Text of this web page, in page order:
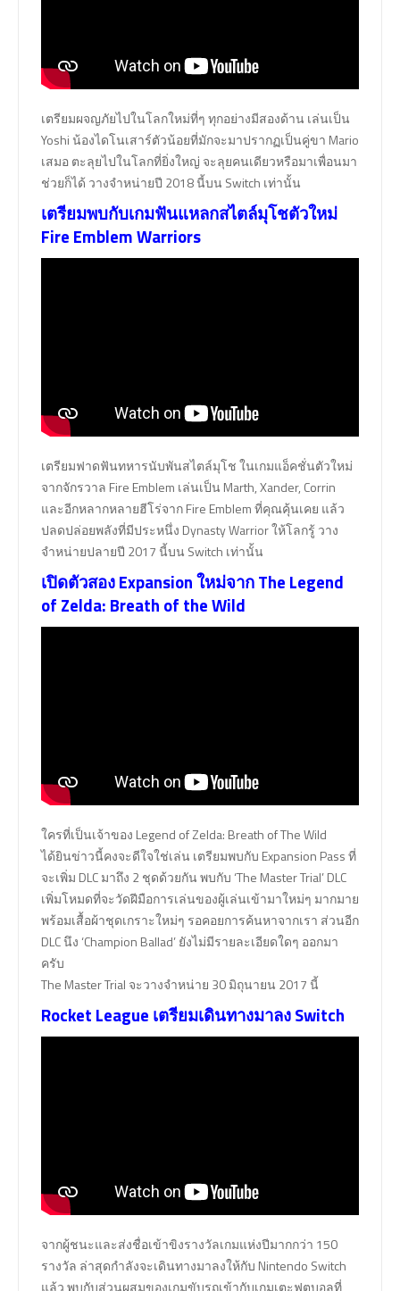
เตรียมผจญภัยไปในโลกใหม่ที่ๆ ทุกอย่างมีสองด้าน เล่นเป็น
Yoshi น้องไดโนเสาร์ตัวน้อยที่มักจะมาปรากฏเป็นคู่ขา Mario
เสมอ ตะลุยไปในโลกที่ยิ่งใหญ่ จะลุยคนเดียวหรือมาเพื่อนมา
ช่วยก็ได้ วางจำหน่ายปี 2018 นี้บน Switch เท่านั้น
เตรียมพบกับเกมฟันแหลกสไตล์มุโชตัวใหม่
Fire Emblem Warriors
เตรียมฟาดฟันทหารนับพันสไตล์มุโช ในเกมแอ็คชั่นตัวใหม่
จากจักรวาล Fire Emblem เล่นเป็น Marth, Xander, Corrin
และอีกหลากหลายฮีโร่จาก Fire Emblem ที่คุณคุ้นเคย แล้ว
ปลดปล่อยพลังที่มีประหนึ่ง Dynasty Warrior ให้โลกรู้ วาง
จำหน่ายปลายปี 2017 นี้บน Switch เท่านั้น
เปิดตัวสอง Expansion ใหม่จาก The Legend
of Zelda: Breath of the Wild
ใครที่เป็นเจ้าของ Legend of Zelda: Breath of The Wild
ได้ยินข่าวนี้คงจะดีใจใช่เล่น เตรียมพบกับ Expansion Pass ที่
จะเพิ่ม DLC มาถึง 2 ชุดด้วยกัน พบกับ ‘The Master Trial’ DLC
เพิ่มโหมดที่จะวัดฝีมือการเล่นของผู้เล่นเข้ามาใหม่ๆ มากมาย
พร้อมเสื้อผ้าชุดเกราะใหม่ๆ รอคอยการค้นหาจากเรา ส่วนอีก
DLC นึง ‘Champion Ballad’ ยังไม่มีรายละเอียดใดๆ ออกมา
ครับ
The Master Trial จะวางจำหน่าย 30 มิถุนายน 2017 นี้
Rocket League เตรียมเดินทางมาลง Switch
จากผู้ชนะและส่งชื่อเข้าขิงรางวัลเกมแห่งปีมากกว่า 150
รางวัล ล่าสุดกำลังจะเดินทางมาลงให้กับ Nintendo Switch